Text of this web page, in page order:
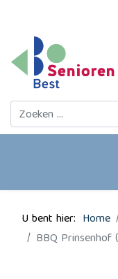
Zoeken
U bent hier: Home
BBQ Prinsenhof